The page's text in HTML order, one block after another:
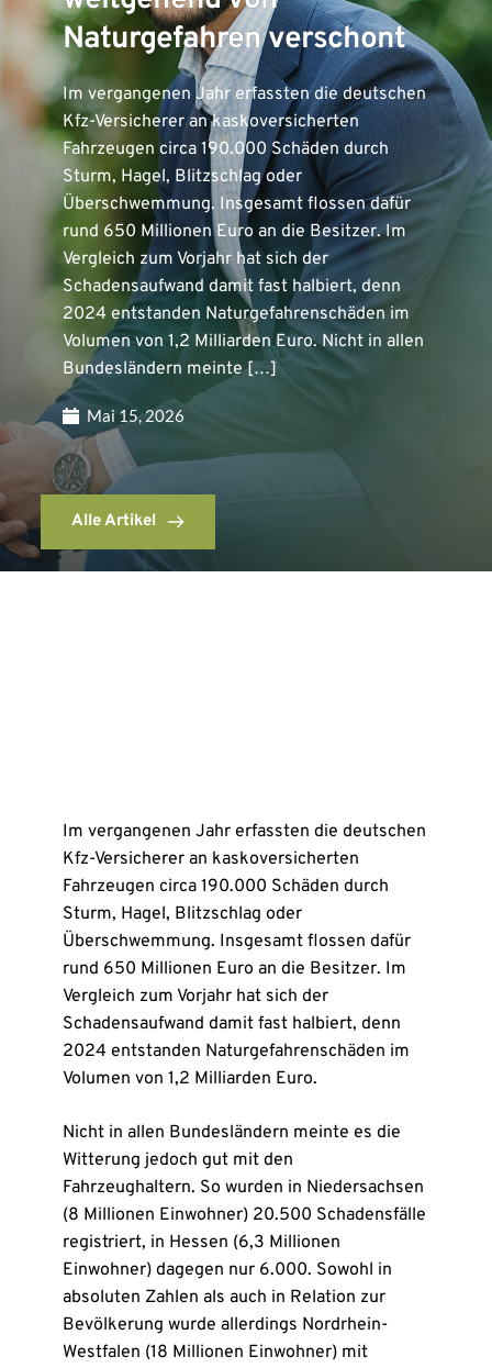
Naturgefahren verschont
Im vergangenen Jahr erfassten die deutschen
Kfz-Versicherer an kaskoversicherten
Fahrzeugen circa 190.000 Schäden durch
Sturm, Hagel, Blitzschlag oder
Überschwemmung. Insgesamt flossen dafür
rund 650 Millionen Euro an die Besitzer. Im
Vergleich zum Vorjahr hat sich der
Schadensaufwand damit fast halbiert, denn
2024 entstanden Naturgefahrenschäden im
Volumen von 1,2 Milliarden Euro. Nicht in allen
Bundesländern meinte […]
Mai 15, 2026
Alle Artikel
Im vergangenen Jahr erfassten die deutschen
Kfz-Versicherer an kaskoversicherten
Fahrzeugen circa 190.000 Schäden durch
Sturm, Hagel, Blitzschlag oder
Überschwemmung. Insgesamt flossen dafür
rund 650 Millionen Euro an die Besitzer. Im
Vergleich zum Vorjahr hat sich der
Schadensaufwand damit fast halbiert, denn
2024 entstanden Naturgefahrenschäden im
Volumen von 1,2 Milliarden Euro.
Nicht in allen Bundesländern meinte es die
Witterung jedoch gut mit den
Fahrzeughaltern. So wurden in Niedersachsen
(8 Millionen Einwohner) 20.500 Schadensfälle
registriert, in Hessen (6,3 Millionen
Einwohner) dagegen nur 6.000. Sowohl in
absoluten Zahlen als auch in Relation zur
Bevölkerung wurde allerdings Nordrhein-
Westfalen (18 Millionen Einwohner) mit